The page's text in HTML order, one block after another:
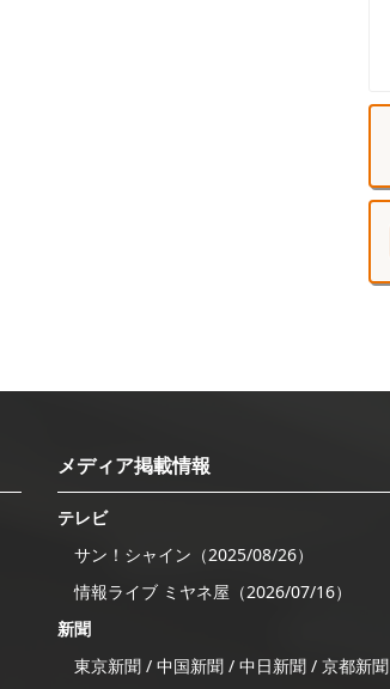
メディア掲載情報
テレビ
サン！シャイン（2025/08/26）
情報ライブ ミヤネ屋（2026/07/16）
新聞
東京新聞 / 中国新聞 / 中日新聞 / 京都新聞